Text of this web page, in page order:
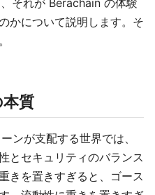
それが Berachain の体験
かについて説明します。そ
質
ンが支配する世界では、
とセキュリティのバランス
きを置きすぎると、ゴース